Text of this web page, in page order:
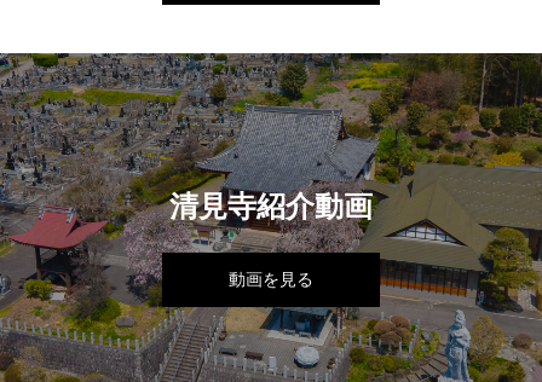
清見寺紹介動画
動画を見る